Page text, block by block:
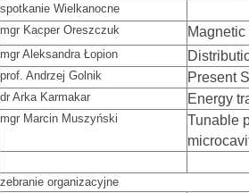
spotkanie Wielkanocne
mgr Kacper Oreszczuk
mgr Aleksandra Łopion
prof. Andrzej Golnik Present
dr Arka Karmakar Energy
mgr Marcin Muszyński
Tunable
zebranie organizacyjne